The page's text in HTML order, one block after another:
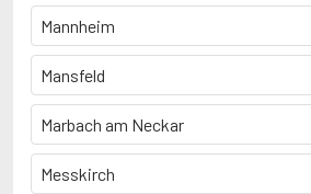
Mannheim
Mansfeld
Marbach am Neckar
Messkirch